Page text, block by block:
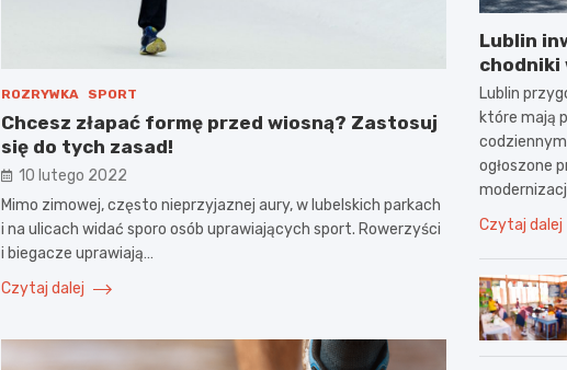
ROZRYWKA SPORT
Chcesz złapać formę przed wiosną? Zastosuj
się do tych zasad!
10 lutego 2022
Mimo zimowej, często nieprzyjaznej aury, w lubelskich parkach
i na ulicach widać sporo osób uprawiających sport. Rowerzyści
i biegacze uprawiają…
Czytaj dalej
Lublin
chodniki
Lublin
które mają
ogłoszone
Czytaj dalej